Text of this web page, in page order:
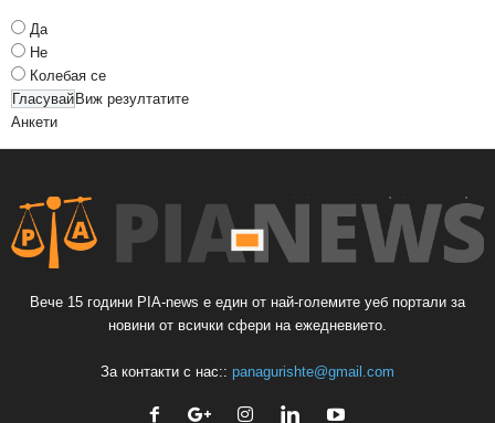
Да
Не
Колебая се
Виж резултатите
Анкети
Вече 15 години PIA-news е един от най-големите уеб портали за
новини от всички сфери на ежедневието.
За контакти с нас:: panagurishte@gmail.com